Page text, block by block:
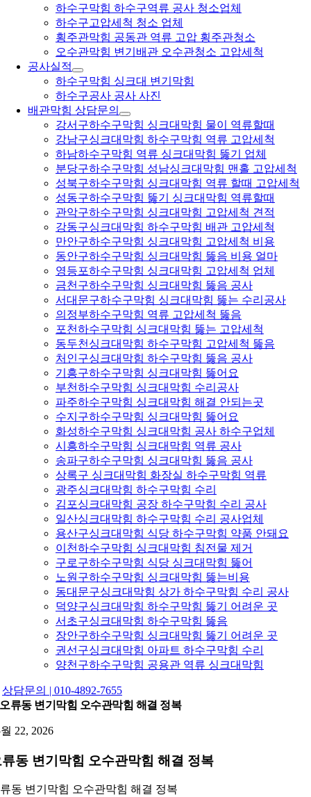
하수구막힘 하수구역류 공사 청소업체
하수구고압세척 청소 업체
횡주관막힘 공동관 역류 고압 횡주관청소
오수관막힘 변기배관 오수관청소 고압세척
공사실적
하수구막힘 싱크대 변기막힘
하수구공사 공사 사진
배관막힘 상담문의
강서구하수구막힘 싱크대막힘 물이 역류할때
강남구싱크대막힘 하수구막힘 역류 고압세척
하남하수구막힘 역류 싱크대막힘 뚫기 업체
분당구하수구막힘 성남싱크대막힘 맨홀 고압세척
성북구하수구막힘 싱크대막힘 역류 할때 고압세척
성동구하수구막힘 뚫기 싱크대막힘 역류할때
관악구하수구막힘 싱크대막힘 고압세척 견적
강동구싱크대막힘 하수구막힘 배관 고압세척
만안구하수구막힘 싱크대막힘 고압세척 비용
동안구하수구막힘 싱크대막힘 뚫음 비용 얼마
영등포하수구막힘 싱크대막힘 고압세척 업체
금천구하수구막힘 싱크대막힘 뚫음 공사
서대문구하수구막힘 싱크대막힘 뚫는 수리공사
의정부하수구막힘 역류 고압세척 뚫음
포천하수구막힘 싱크대막힘 뚫는 고압세척
동두천싱크대막힘 하수구막힘 고압세척 뚫음
처인구싱크대막힘 하수구막힘 뚫음 공사
기흥구하수구막힘 싱크대막힘 뚫어요
부천하수구막힘 싱크대막힘 수리공사
파주하수구막힘 싱크대막힘 해결 안되는곳
수지구하수구막힘 싱크대막힘 뚫어요
화성하수구막힘 싱크대막힘 공사 하수구업체
시흥하수구막힘 싱크대막힘 역류 공사
송파구하수구막힘 싱크대막힘 뚫음 공사
상록구 싱크대막힘 화장실 하수구막힘 역류
광주싱크대막힘 하수구막힘 수리
김포싱크대막힘 공장 하수구막힘 수리 공사
일산싱크대막힘 하수구막힘 수리 공사업체
용산구싱크대막힘 식당 하수구막힘 약품 안돼요
이천하수구막힘 싱크대막힘 침전물 제거
구로구하수구막힘 식당 싱크대막힘 뚫어
노원구하수구막힘 싱크대막힘 뚫는비용
동대문구싱크대막힘 상가 하수구막힘 수리 공사
덕양구싱크대막힘 하수구막힘 뚫기 어려운 곳
서초구싱크대막힘 하수구막힘 뚫음
장안구하수구막힘 싱크대막힘 뚫기 어려운 곳
권선구싱크대막힘 아파트 하수구막힘 수리
양천구하수구막힘 공용관 역류 싱크대막힘
상담문의 | 010-4892-7655
오류동 변기막힘 오수관막힘 해결 정복
22, 2026
동 변기막힘 오수관막힘 해결 정복
동 변기막힘 오수관막힘 해결 정복